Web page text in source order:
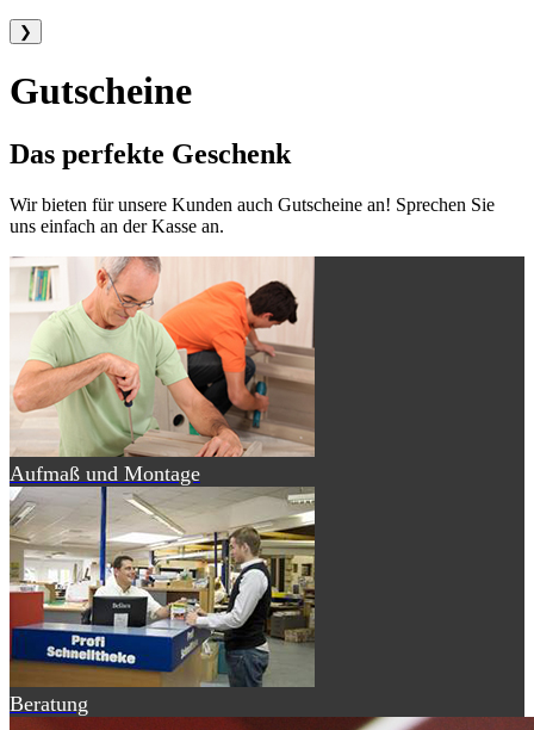
❯
Gutscheine
Das perfekte Geschenk
Wir bieten für unsere Kunden auch Gutscheine an! Sprechen Sie
uns einfach an der Kasse an.
Aufmaß und Montage
Beratung